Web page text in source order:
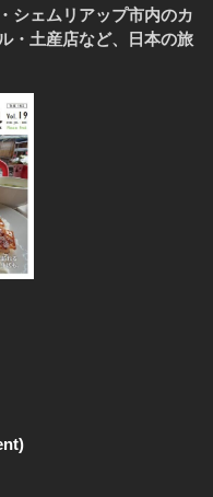
シェムリアップ市内のカ
・土産店など、日本の旅